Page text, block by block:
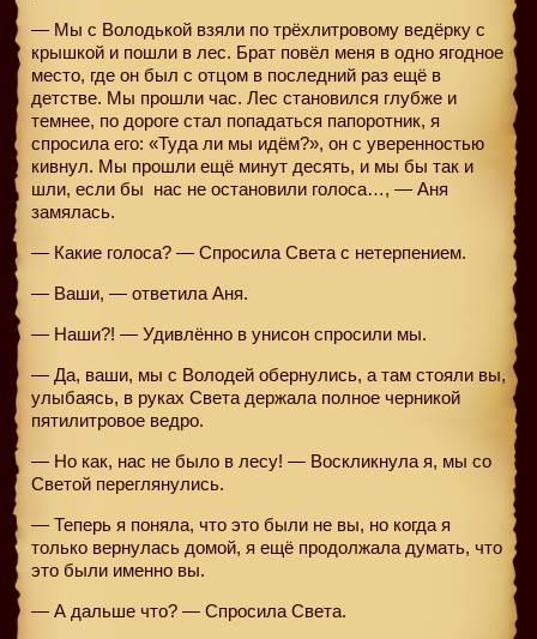
— Мы с Володькой взяли по трёхлитровому ведёрку с
крышкой и пошли в лес. Брат повёл меня в одно ягодное
место, где он был с отцом в последний раз ещё в
детстве. Мы прошли час. Лес становился глубже и
темнее, по дороге стал попадаться папоротник, я
спросила его: «Туда ли мы идём?», он с уверенностью
кивнул. Мы прошли ещё минут десять, и мы бы так и
шли, если бы нас не остановили голоса…, — Аня
замялась.
— Какие голоса? — Спросила Света с нетерпением.
— Ваши, — ответила Аня.
— Наши?! — Удивлённо в унисон спросили мы.
— Да, ваши, мы с Володей обернулись, а там стояли вы,
улыбаясь, в руках Света держала полное черникой
пятилитровое ведро.
— Но как, нас не было в лесу! — Воскликнула я, мы со
Светой переглянулись.
— Теперь я поняла, что это были не вы, но когда я
только вернулась домой, я ещё продолжала думать, что
это были именно вы.
— А дальше что? — Спросила Света.